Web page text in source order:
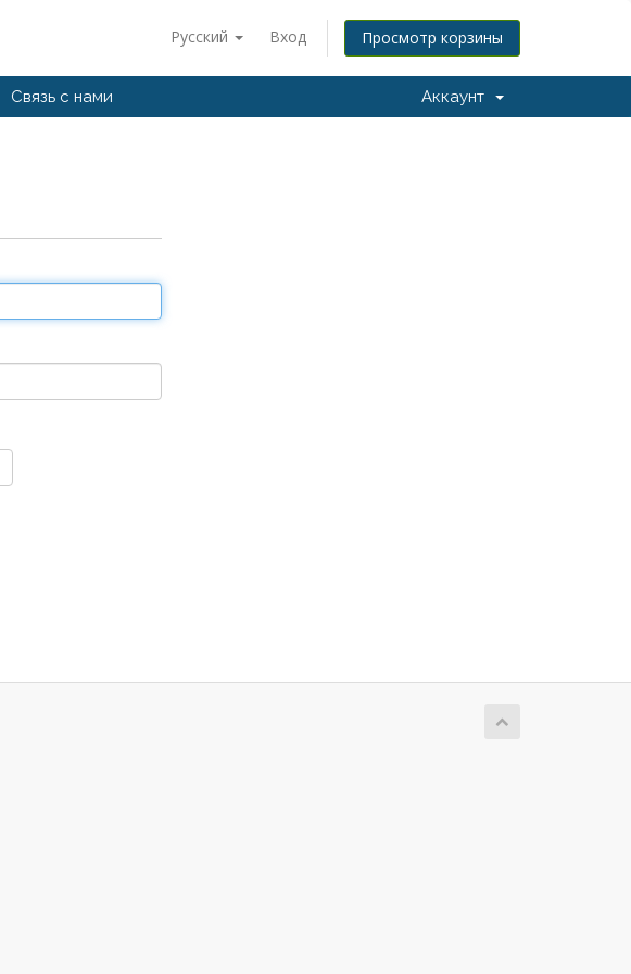
Русский Вход Просмотр корзины
Связь с нами Аккаунт